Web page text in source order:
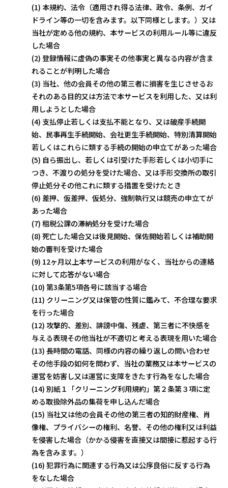
(1) 本規約、法令（適用され得る法律、政令、条例、ガイ
ドライン等の一切を含みます。以下同様とします。）又は
当社が定める他の規約、本サービスの利用ルール等に違反
した場合
(2) 登録情報に虚偽の事実その他事実と異なる内容が含ま
れることが判明した場合
(3) 当社、他の会員その他の第三者に損害を生じさせるお
それのある目的又は方法で本サービスを利用した、又は利
用しようとした場合
(4) 支払停止若しくは支払不能となり、又は破産手続開
始、民事再生手続開始、会社更生手続開始、特別清算開始
若しくはこれらに類する手続の開始の申立てがあった場合
(5) 自ら振出し、若しくは引受けた手形若しくは小切手に
つき、不渡りの処分を受けた場合、又は手形交換所の取引
停止処分その他これに類する措置を受けたとき
(6) 差押、仮差押、仮処分、強制執行又は競売の申立てが
あった場合
(7) 租税公課の滞納処分を受けた場合
(8) 死亡した場合又は後見開始、保佐開始若しくは補助開
始の審判を受けた場合
(9) 12ヶ月以上本サービスの利用がなく、当社からの連絡
に対して応答がない場合
(10) 第3条第5項各号に該当する場合
(11) クリーニング又は保管の性質に鑑みて、不合理な要求
を行った場合
(12) 攻撃的、差別、誹謗中傷、残虐、第三者に不快感を
与える表現その他当社が不適切と考える表現を用いた場合
(13) 長時間の電話、同様の内容の繰り返しの問い合わせ
その他手段の如何を問わず、当社の業務又は本サービスの
運営を妨害し又は運営に支障をきたす行為をなした場合
(14) 別紙１「クリーニング利用規約」第２条第３項に定
める取扱除外品の集荷を申し込んだ場合
(15) 当社又は他の会員その他の第三者の知的財産権、肖
像権、プライバシーの権利、名誉、その他の権利又は利益
を侵害した場合（かかる侵害を直接又は間接に惹起する行
為を含みます。）
(16) 犯罪行為に関連する行為又は公序良俗に反する行為
をなした場合